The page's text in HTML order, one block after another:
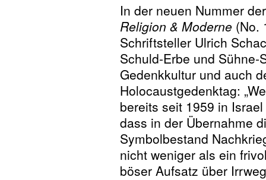
In der neuen Nummer
Religion & Moderne (No.
Schriftsteller Ulrich
Schuld-Erbe und Sühne-
Gedenkkultur und auch
Holocaustgedenktag:
bereits seit 1959 in
dass in der Übernahme
Symbolbestand
nicht weniger als ein
böser Aufsatz über